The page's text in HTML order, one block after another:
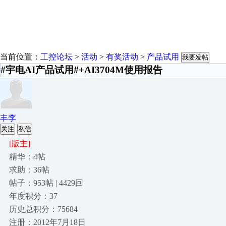
当前位置： 工控论坛 > 活动 > 有奖活动 > 产品试用 我要发帖
#宇电AI产品试用#+AI3704M使用报告
丰李
关注 私信
[版主]
精华：4帖
求助：36帖
帖子：953帖 | 4429回
年度积分：37
历史总积分：75684
注册：2012年7月18日